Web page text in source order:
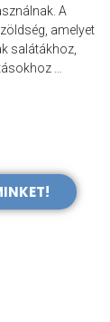
A
amelyet
salátákhoz,
…